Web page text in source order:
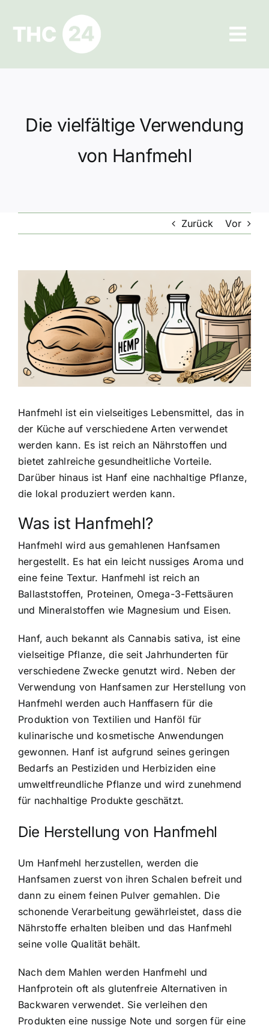
springen
Ratgeber
Die vielfältige Verwendung
von Hanfmehl
Zurück Vor
Zeige
grösseres
Bild
Hanfmehl ist ein vielseitiges Lebensmittel, das in
der Küche auf verschiedene Arten verwendet
werden kann. Es ist reich an Nährstoffen und
bietet zahlreiche gesundheitliche Vorteile.
Darüber hinaus ist Hanf eine nachhaltige Pflanze,
die lokal produziert werden kann.
Was ist Hanfmehl?
Hanfmehl wird aus gemahlenen Hanfsamen
hergestellt. Es hat ein leicht nussiges Aroma und
eine feine Textur. Hanfmehl ist reich an
Ballaststoffen, Proteinen, Omega-3-Fettsäuren
und Mineralstoffen wie Magnesium und Eisen.
Hanf, auch bekannt als Cannabis sativa, ist eine
vielseitige Pflanze, die seit Jahrhunderten für
verschiedene Zwecke genutzt wird. Neben der
Verwendung von Hanfsamen zur Herstellung von
Hanfmehl werden auch Hanffasern für die
Produktion von Textilien und Hanföl für
kulinarische und kosmetische Anwendungen
gewonnen. Hanf ist aufgrund seines geringen
Bedarfs an Pestiziden und Herbiziden eine
umweltfreundliche Pflanze und wird zunehmend
für nachhaltige Produkte geschätzt.
Die Herstellung von Hanfmehl
Um Hanfmehl herzustellen, werden die
Hanfsamen zuerst von ihren Schalen befreit und
dann zu einem feinen Pulver gemahlen. Die
schonende Verarbeitung gewährleistet, dass die
Nährstoffe erhalten bleiben und das Hanfmehl
seine volle Qualität behält.
Nach dem Mahlen werden Hanfmehl und
Hanfprotein oft als glutenfreie Alternativen in
Backwaren verwendet. Sie verleihen den
Produkten eine nussige Note und sorgen für eine